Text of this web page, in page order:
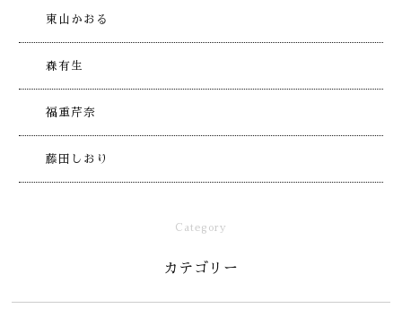
東山かおる
森有生
福重芹奈
藤田しおり
Category
カテゴリー